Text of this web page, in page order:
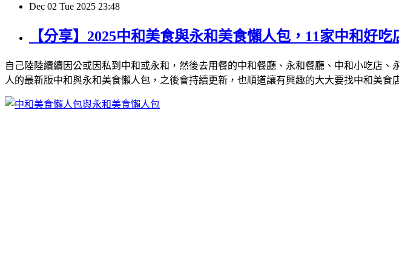
Dec 02 Tue 2025 23:48
【分享】2025中和美食與永和美食懶人包，11家中和好
自己陸陸續續因公或因私到中和或永和，然後去用餐的中和餐廳、永和餐廳、中和小吃店
人的最新版中和與永和美食懶人包，之後會持續更新，也順道讓有興趣的大大要找中和美食